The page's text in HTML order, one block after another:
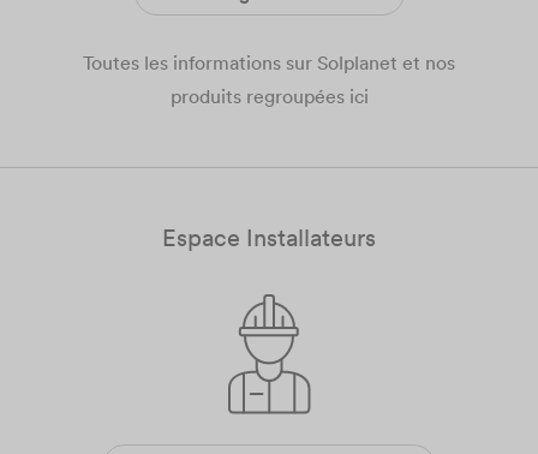
Toutes les informations sur Solplanet et nos
produits regroupées ici
Espace Installateurs​